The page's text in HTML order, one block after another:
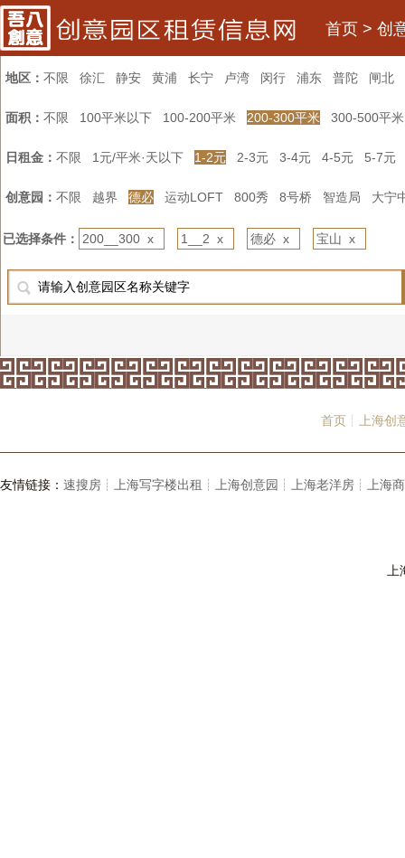
首页 > 创
地区： 不限 徐汇 静安 黄浦 长宁 卢湾 闵行 浦东 普陀 闸北
面积： 不限 100平米以下 100-200平米 200-300平米 300-500平米
日租金： 不限 1元/平米·天以下 1-2元 2-3元 3-4元 4-5元 5-7元
创意园： 不限 越界 德必 运动LOFT 800秀 8号桥 智造局 大宁
已选择条件： 200__300 x 1__2 x 德必 x 宝山 x
首页┊ 上海
友情链接： 速搜房┊ 上海写字楼出租┊ 上海创意园┊ 上海老洋房┊ 上海